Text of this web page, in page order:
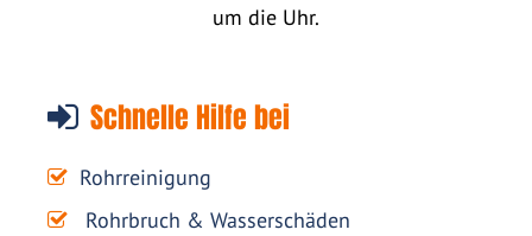
um die Uhr.
Schnelle Hilfe bei
Rohrreinigung
Rohrbruch & Wasserschäden